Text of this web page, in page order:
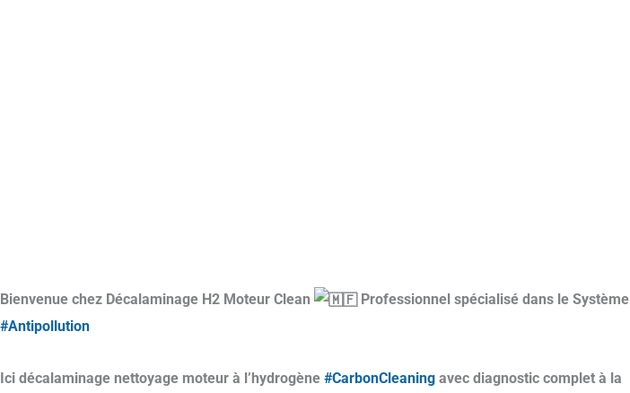
Bienvenue chez Décalaminage H2 Moteur Clean
Professionnel spécialisé dans le Système
#Antipollution
Ici décalaminage nettoyage moteur à l’hydrogène #CarbonCleaning avec diagnostic complet à la